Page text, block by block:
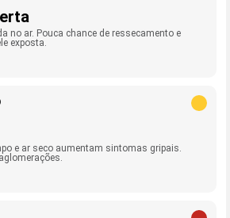
no ar. Pouca chance de ressecamento e
exposta.
e ar seco aumentam sintomas gripais.